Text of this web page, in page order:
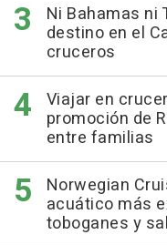
Ni Bahamas ni
destino en el
cruceros
Viajar en
promoción de
entre familias
Norwegian
acuático más
toboganes y